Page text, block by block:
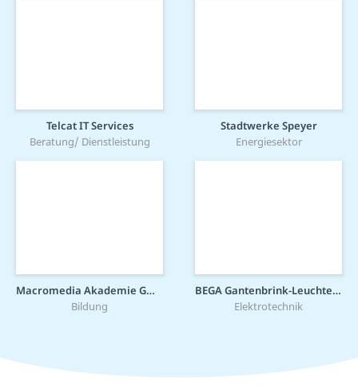
Telcat IT Services
Beratung/ Dienstleistung
Stadtwerke Speyer
Energiesektor
Macromedia Akademie GmbH
Bildung
BEGA Gantenbrink-Leuchten KG
Elektrotechnik